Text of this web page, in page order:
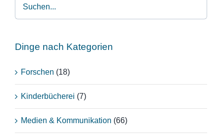
Dinge nach Kategorien
Forschen (18)
Kinderbücherei (7)
Medien & Kommunikation (66)